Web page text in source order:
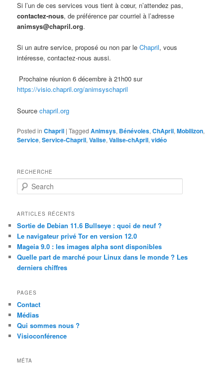
Si l’un de ces services vous tient à cœur, n’attendez pas,
contactez-nous, de préférence par courriel à l’adresse
animsys@chapril.org.
Si un autre service, proposé ou non par leChapril, vous
intéresse, contactez-nous aussi.
Prochaine réunion 6 décembre à 21h00 sur
https://visio.chapril.org/animsyschapril
Sourcechapril.org
Posted in Chapril |Tagged Animsys, Bénévoles,ChApril,Mobilizon,
Service,Service-Chapril,Valise,Valise-chApril,vidéo
RECHERCHE
e
r
h
ARTICLES RÉCENTS
Sortie de Debian 11.6 Bullseye : quoi de neuf ?
Le navigateur privé Tor en version 12.0
Mageia 9.0 : les images alpha sont disponibles
Quelle part de marché pour Linux dans le monde ? Les
derniers chiffres
PAGES
Contact
Médias
Qui sommes nous ?
Visioconférence
MÉTA